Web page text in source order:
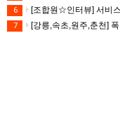
6 [조합원☆인터뷰] 서비
7 [강릉,속초,원주,춘천]